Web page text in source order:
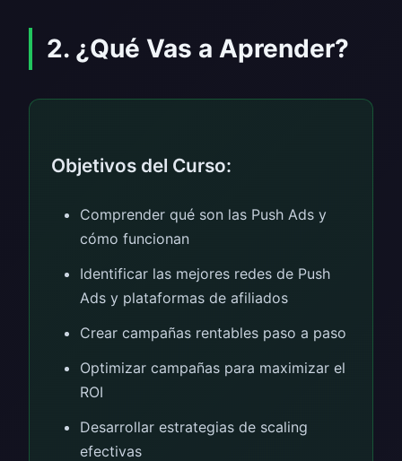
2. ¿Qué Vas a Aprender?
Objetivos del Curso:
Comprender qué son las Push Ads y
cómo funcionan
Identificar las mejores redes de Push
Ads y plataformas de afiliados
Crear campañas rentables paso a paso
Optimizar campañas para maximizar el
ROI
Desarrollar estrategias de scaling
efectivas